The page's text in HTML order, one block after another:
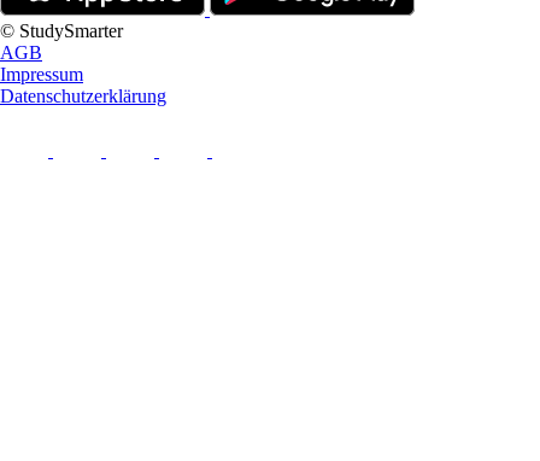
© StudySmarter
AGB
Impressum
Datenschutzerklärung